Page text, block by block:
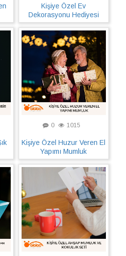
Kişiye Özel Ev
Dekorasyonu Hediyesi
0 1015
Kişiye Özel Huzur Veren El
Yapımı Mumluk